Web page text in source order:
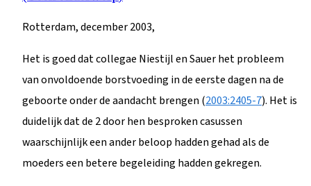
Rotterdam, december 2003,
Het is goed dat collegae Niestijl en Sauer het probleem
van onvoldoende borstvoeding in de eerste dagen na de
geboorte onder de aandacht brengen (2003:2405-7). Het is
duidelijk dat de 2 door hen besproken casussen
waarschijnlijk een ander beloop hadden gehad als de
moeders een betere begeleiding hadden gekregen.